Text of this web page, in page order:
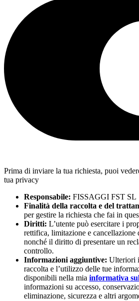
Prima di inviare la tua richiesta, puoi
tua privacy
Responsabile: FISSAGGI FST SL
Finalità della raccolta e del
per gestire la richiesta che fai in
Diritti: L’utente può esercitare i
rettifica, limitazione e cancellazione
nonché il diritto di presentare un
controllo.
Informazioni aggiuntive: Ulteriori
raccolta e l’utilizzo delle tue
disponibili nella mia informativa
informazioni su accesso,
eliminazione, sicurezza e altri